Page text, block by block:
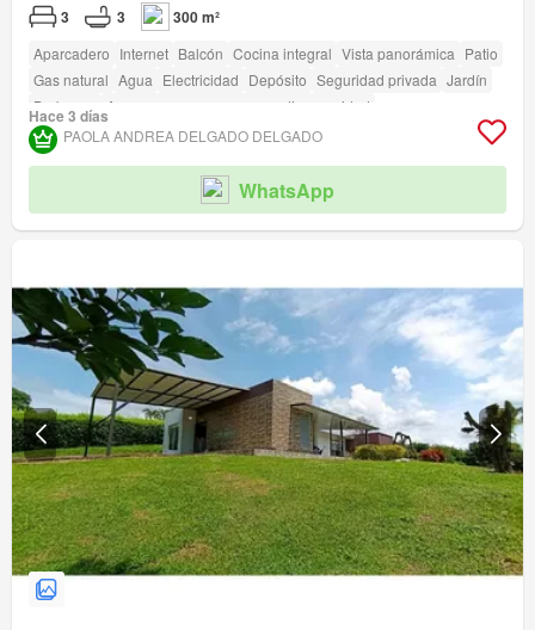
3 3 300 m²
Aparcadero Internet Balcón Cocina integral Vista panorámica Patio
Gas natural Agua Electricidad Depósito Seguridad privada Jardín
Barbecue
Acceso para personas con discapacidad
Hace 3 días
PAOLA ANDREA DELGADO DELGADO
WhatsApp